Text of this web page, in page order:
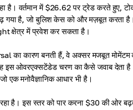
है। वर्तमान में $26.62 पर ट्रेड करते
गया है, जो बुलिश केस को और मज़बूत
क्षेत्र में प्रवेश कर सकता है।
का कारण बनती हैं, वे अक्सर मजबूत मोमेंटम
यह इस ओवरएक्सटेंडेड चरण का कैसे जवाब
मनोवैज्ञानिक आधार भी है।
इस स्तर को पार करना $30 की ओर